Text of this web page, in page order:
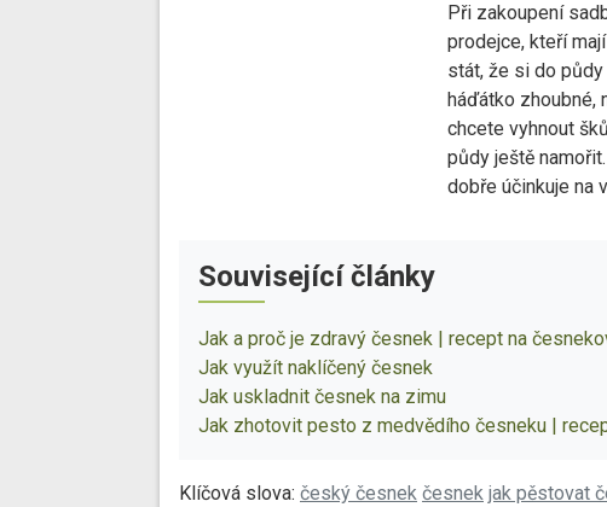
Při zakoupení
prodejce, kteří
stát, že si do
háďátko
chcete vyhnout
půdy ještě
dobře účinkuje na
Související články
Jak a proč je zdravý česnek | recept na
Jak využít naklíčený česnek
Jak uskladnit česnek na zimu
Jak zhotovit pesto z medvědího česneku |
Klíčová slova: český česnek česnek jak pěstovat